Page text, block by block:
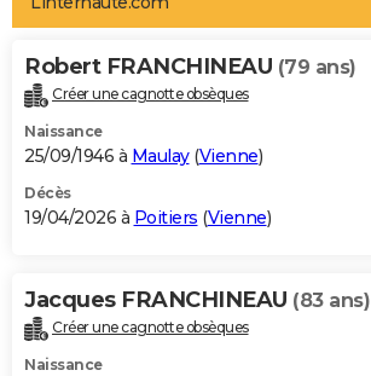
Art de vivre
Bien-être
Loisirs
Mode
Modes de vie
Alimentation
Guide de la santé
Maladies
Médicaments
Sommeil
VOYAGE
Destinations
City break
Voyage nature
Voyage de noces
Forum
Climat
+PHOTO
GUIDES D'ACHAT
BONS PLANS
Carte de Noël
Carte Bonne année
Carte Saint-Valentin
Carte Pâques
Carte d'anniversaire
DICTIONNAIRE
Dictionnaire
Biographies
Citations
Expressions
Proverbes
PROGRAMME TV
Robert FRANCHINEAU (79 ans)
Créer une cagnotte obsèques
Naissance
25/09/1946 à Maulay(Vienne)
Décès
19/04/2026 à Poitiers (Vienne)
Jacques FRANCHINEAU (83 ans)
Créer une cagnotte obsèques
Naissance